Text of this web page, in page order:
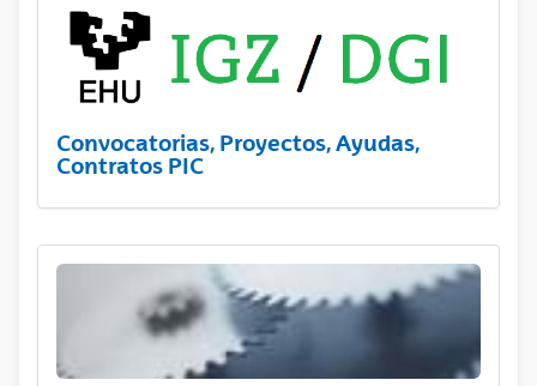
Convocatorias, Proyectos, Ayudas,
Contratos PIC